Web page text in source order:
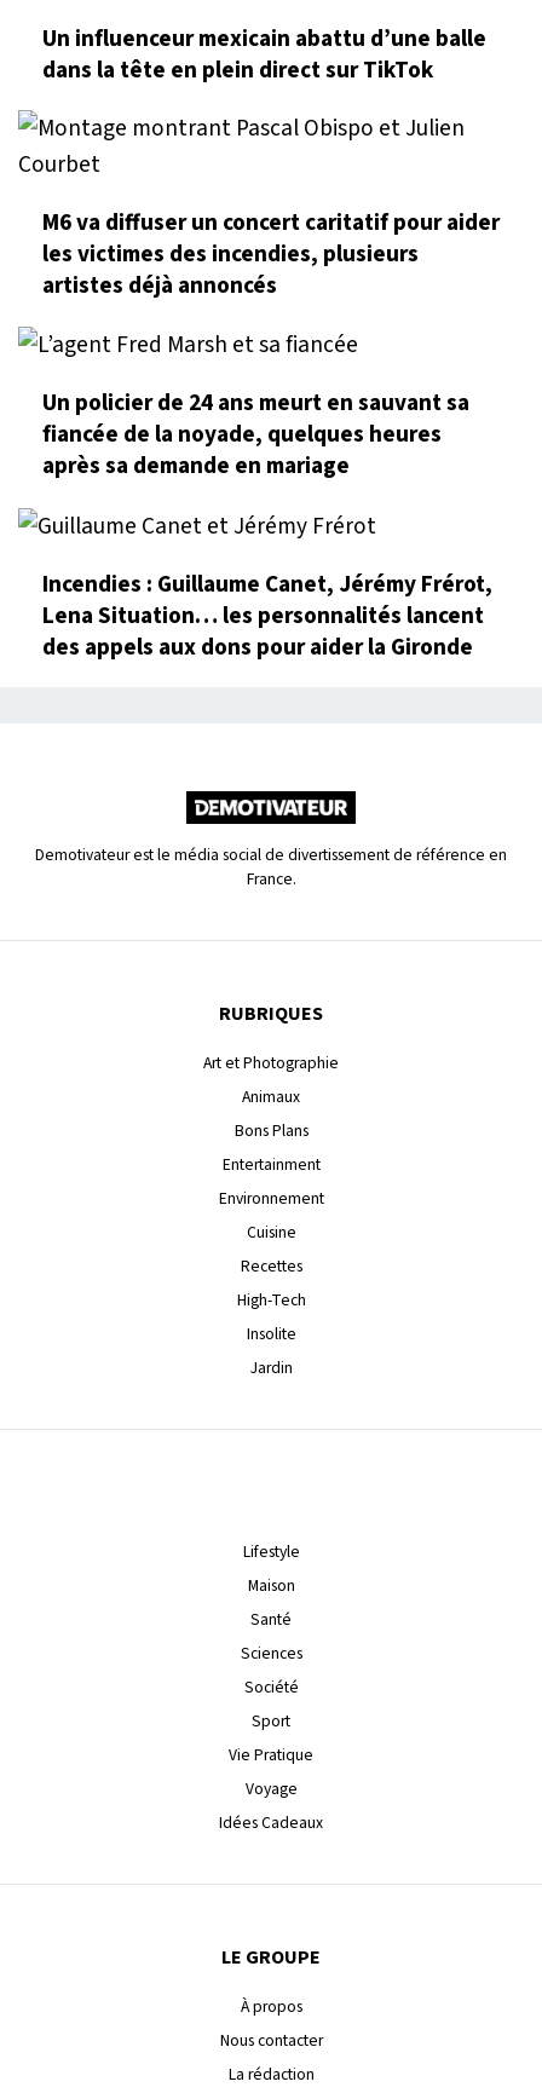
Un influenceur mexicain abattu d’une balle
dans la tête en plein direct sur TikTok
M6 va diffuser un concert caritatif pour aider
les victimes des incendies, plusieurs
artistes déjà annoncés
Un policier de 24 ans meurt en sauvant sa
fiancée de la noyade, quelques heures
après sa demande en mariage
Incendies : Guillaume Canet, Jérémy Frérot,
Lena Situation… les personnalités lancent
des appels aux dons pour aider la Gironde
Demotivateur est le média social de divertissement de référence en
France.
RUBRIQUES
Art et Photographie
Animaux
Bons Plans
Entertainment
Environnement
Cuisine
Recettes
High-Tech
Insolite
Jardin
Lifestyle
Maison
Santé
Sciences
Société
Sport
Vie Pratique
Voyage
Idées Cadeaux
LE GROUPE
À propos
Nous contacter
La rédaction